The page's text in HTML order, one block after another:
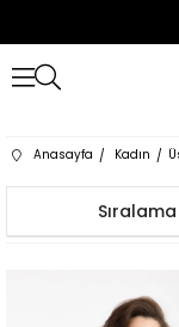
Anasayfa Kadın
Sıralama